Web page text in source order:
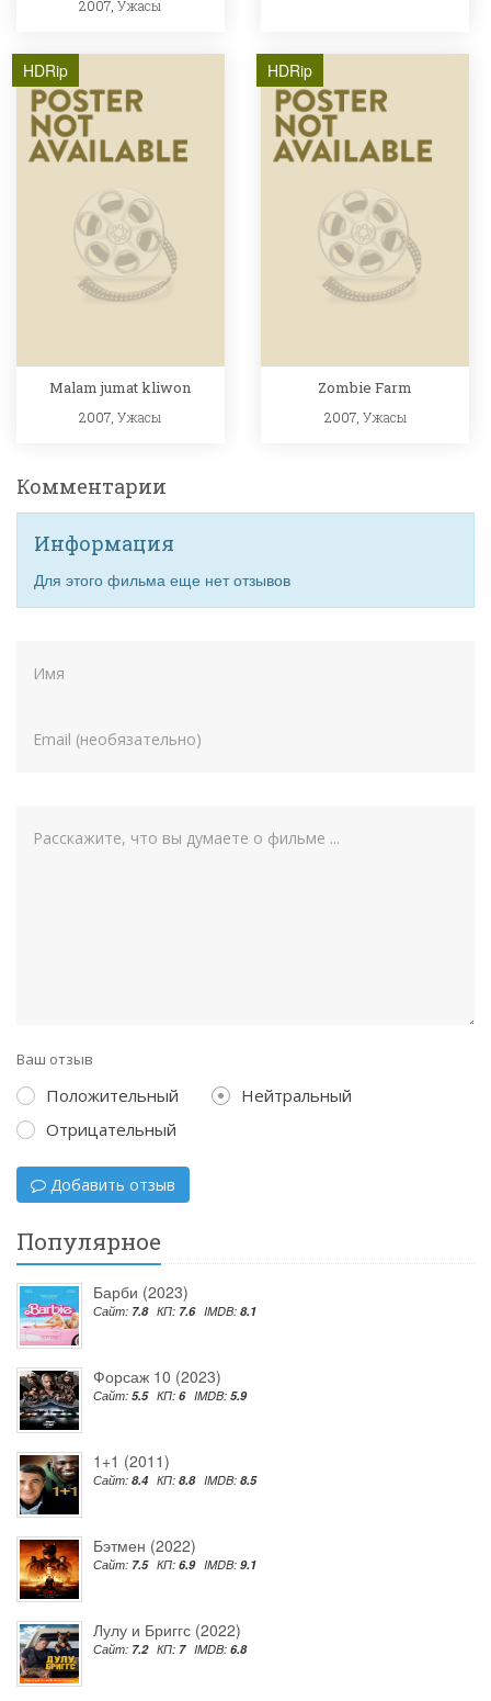
2007,Ужасы
HDRip
Malam jumat kliwon
2007,Ужасы
HDRip
Zombie Farm
2007, Ужасы
Комментарии
Информация
Для этого фильма еще нет отзывов
Ваш отзыв
Положительный
Нейтральный
Отрицательный
Добавить отзыв
Популярное
Барби (2023)
Сайт: 7.8 КП: 7.6 IMDB: 8.1
Форсаж 10 (2023)
Сайт: 5.5 КП: 6 IMDB: 5.9
1+1 (2011)
Сайт: 8.4 КП: 8.8 IMDB: 8.5
Бэтмен (2022)
Сайт: 7.5 КП: 6.9 IMDB: 9.1
Лулу и Бриггс (2022)
Сайт: 7.2 КП: 7 IMDB: 6.8